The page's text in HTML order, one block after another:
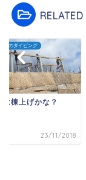
ルのダイビング
は棟上げかな？
23/11/2018